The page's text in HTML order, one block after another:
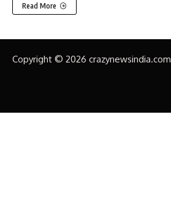
Read More
Copyright © 2026 crazynewsindia.com